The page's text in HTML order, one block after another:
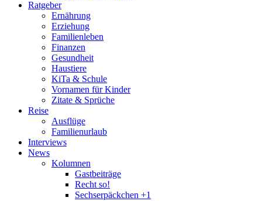
Ratgeber
Ernährung
Erziehung
Familienleben
Finanzen
Gesundheit
Haustiere
KiTa & Schule
Vornamen für Kinder
Zitate & Sprüche
Reise
Ausflüge
Familienurlaub
Interviews
News
Kolumnen
Gastbeiträge
Recht so!
Sechserpäckchen +1